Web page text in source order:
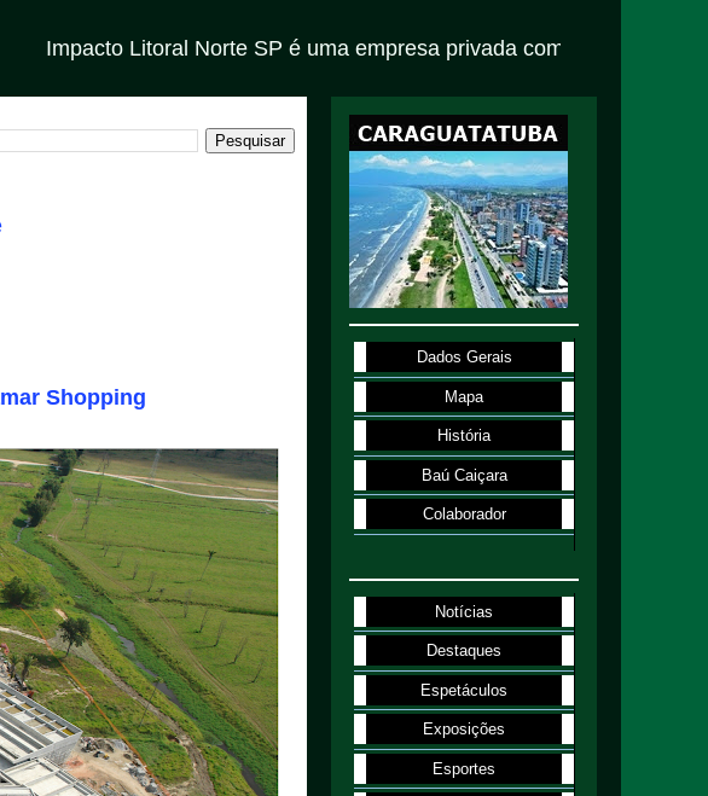
Norte SP é uma empresa privada com atendimento
Shopping
Dados Gerais
Mapa
História
Baú Caiçara
Colaborador
Notícias
Destaques
Espetáculos
Exposições
Esportes